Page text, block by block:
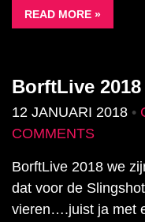
READ MORE »
BorftLive
12 JANUARI 2018 •
COMMENTS
BorftLive 2018 we
dat voor de
vieren….juist ja met